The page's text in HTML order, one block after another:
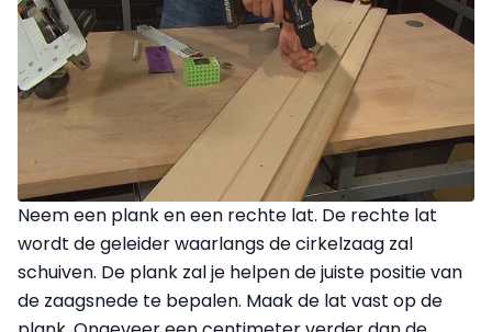
Neem een plank en een rechte lat. De rechte lat
wordt de geleider waarlangs de cirkelzaag zal
schuiven. De plank zal je helpen de juiste positie van
de zaagsnede te bepalen. Maak de lat vast op de